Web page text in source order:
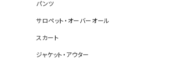
パンツ
サロペット・オーバーオール
スカート
ジャケット・アウター